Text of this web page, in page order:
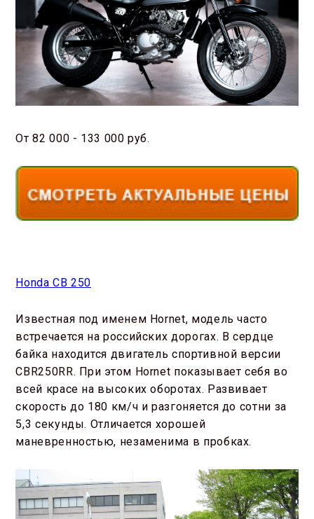
От 82 000 - 133 000 руб.
Honda CB 250
Известная под именем Hornet, модель часто
встречается на российских дорогах. В сердце
байка находится двигатель спортивной версии
CBR250RR. При этом Hornet показывает себя во
всей красе на высоких оборотах. Развивает
скорость до 180 км/ч и разгоняется до сотни за
5,3 секунды. Отличается хорошей
маневренностью, незаменима в пробках.